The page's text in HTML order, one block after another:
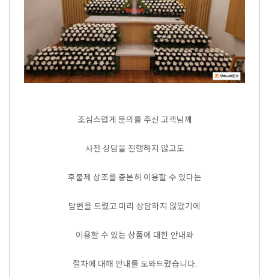
조심스럽게 문의를 주신 고객님께
사전 상담을 진행하지 않고도
후불제 상조를 충분히 이용할 수 있다는
답변을 드렸고 미리 상담하지 않았기에
이용할 수 있는 상품에 대한 안내와
절차에 대해 안내를 도와드렸습니다.